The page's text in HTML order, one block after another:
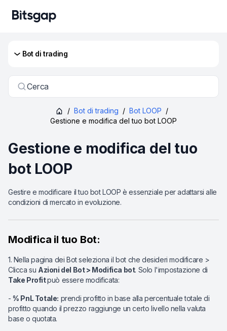
Bot di trading
Cerca
/ Bot di trading / Bot LOOP /
Gestione e modifica del tuo bot LOOP
Gestione e modifica del tuo
bot LOOP
Gestire e modificare il tuo bot LOOP è essenziale per adattarsi alle
condizioni di mercato in evoluzione.
Modifica il tuo Bot:
1. Nella pagina dei Bot seleziona il bot che desideri modificare >
Clicca su Azioni del Bot > Modifica bot. Solo l'impostazione di
Take Profitpuò essere modificata:
-% PnL Totale: prendi profitto in base alla percentuale totale di
profitto quando il prezzo raggiunge un certo livello nella valuta
base o quotata.